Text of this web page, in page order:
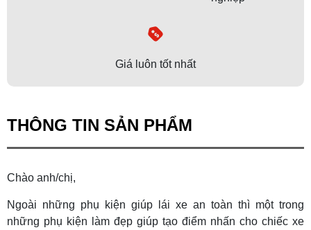
Giá luôn tốt nhất
THÔNG TIN SẢN PHẨM
Chào anh/chị,
Ngoài những phụ kiện giúp lái xe an toàn thì một trong
những phụ kiện làm đẹp giúp tạo điểm nhấn cho chiếc xe